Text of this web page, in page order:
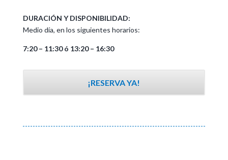
DURACIÓN Y DISPONIBILIDAD:
Medio día, en los siguientes horarios:
7:20 – 11:30 ó 13:20 – 16:30
¡RESERVA YA!